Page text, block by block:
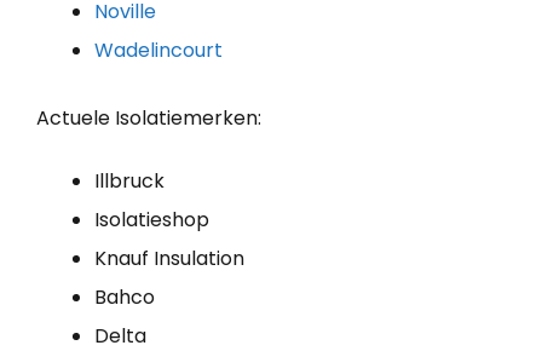
Noville
Wadelincourt
Actuele Isolatiemerken:
Illbruck
Isolatieshop
Knauf Insulation
Bahco
Delta